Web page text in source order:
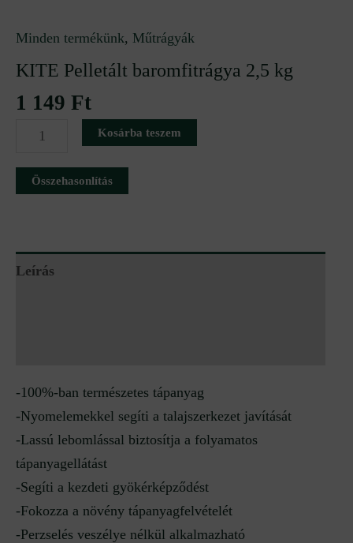
Minden termékünk, Műtrágyák
KITE Pelletált baromfitrágya 2,5 kg
1 149 Ft
Kosárba teszem
Összehasonlítás
Leírás
-100%-ban természetes tápanyag
-Nyomelemekkel segíti a talajszerkezet javítását
-Lassú lebomlással biztosítja a folyamatos
tápanyagellátást
-Segíti a kezdeti gyökérképződést
-Fokozza a növény tápanyagfelvételét
-Perzselés veszélye nélkül alkalmazható